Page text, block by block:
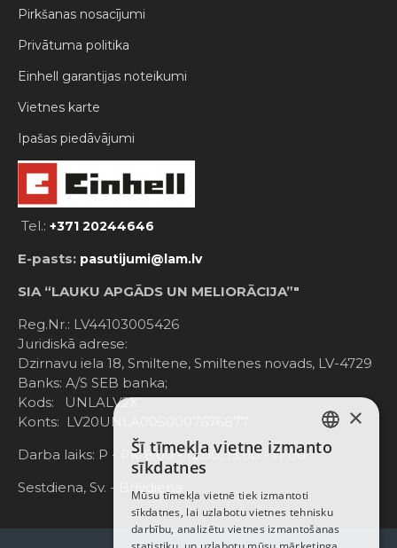
Pirkšanas nosacījumi
Privātuma politika
Einhell garantijas noteikumi
Vietnes karte
Ipašas piedāvājumi
Tel.: +371 20244646
E-pasts: pasutijumi@lam.lv
SIA “LAUKU APGĀDS UN MELIORĀCIJA”"
Reg.Nr.: LV44103005426
Juridiskā adrese:
Dzirnavu iela 18, Smiltene, Smiltenes novads, LV-4729
Banks: A/S SEB banka;
Kods: UNLALV2X
Konts: LV20UNLA0050007676877
Darba laiks: P - Pk. 8:00 - 12:00; 13:00 - 17:00
Sestdiena, Sv. - Brīvdiena
LATVIAN
ENGLISH
×
Šī tīmekļa vietne izmanto
sīkdatnes
Mūsu tīmekļa vietnē tiek izmantoti
sīkdatnes, lai uzlabotu vietnes tehnisku
darbību, analizētu vietnes izmantošanas